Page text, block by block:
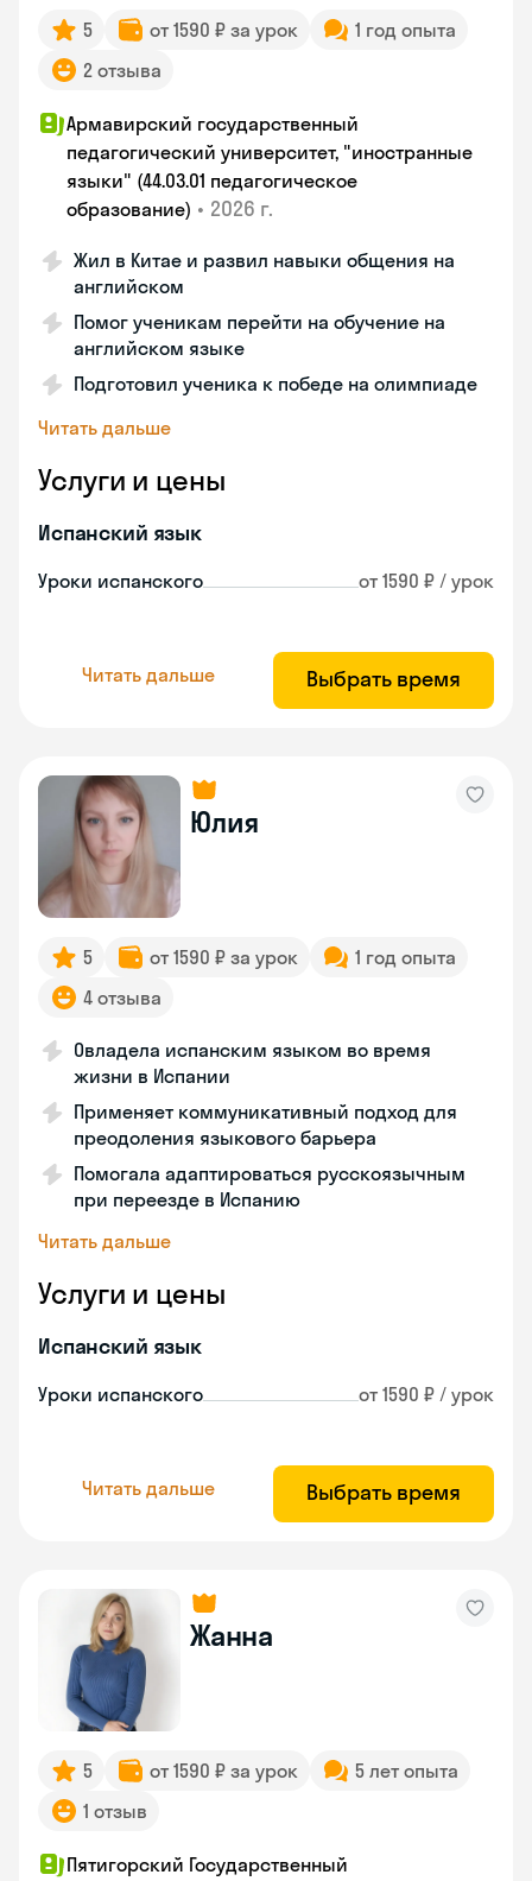
5 от 1590 ₽ за урок
1 год опыта
2 отзыва
Армавирский государственный
педагогический университет, "иностранные
языки" (44.03.01 педагогическое
образование) • 2026 г.
Жил в Китае и развил навыки общения на
английском
Помог ученикам перейти на обучение на
английском языке
Подготовил ученика к победе на олимпиаде
Читать дальше
Услуги и цены
Испанский язык
Уроки испанского от 1590 ₽ / урок
Читать дальше Выбрать время
Юлия
5 от 1590 ₽ за урок
1 год опыта
4 отзыва
Овладела испанским языком во время
жизни в Испании
Применяет коммуникативный подход для
преодоления языкового барьера
Помогала адаптироваться русскоязычным
при переезде в Испанию
Читать дальше
Услуги и цены
Испанский язык
Уроки испанского от 1590 ₽ / урок
Читать дальше Выбрать время
Жанна
5 от 1590 ₽ за урок
5 лет опыта
1 отзыв
Пятигорский Государственный